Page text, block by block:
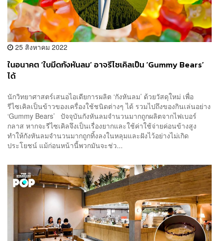
25 สิงหาคม 2022
ในอนาคต ‘ใบมีดกังหันลม’ อาจรีไซเคิลเป็น ‘Gummy Bears’
ได้
นักวิทยาศาสตร์เสนอไอเดียการผลิต ‘กังหันลม’ ด้วยวัสดุใหม่ เพื่อ
รีไซเคิลเป็นข้าวของเครื่องใช้ชนิดต่างๆ ได้ รวมไปถึงของกินเล่นอย่าง
‘Gummy Bears’ ปัจจุบันกังหันลมจำนวนมากถูกผลิตจากไฟเบอร์
กลาส หากจะรีไซเคิลจึงเป็นเรื่องยากและใช้ค่าใช้จ่ายค่อนข้างสูง
ทำให้กังหันลมจำนวนมากถูกทิ้งลงในหลุมและฝังไว้อย่างไม่เกิด
ประโยชน์ แม้ก่อนหน้านี้พวกมันจะช่ว...